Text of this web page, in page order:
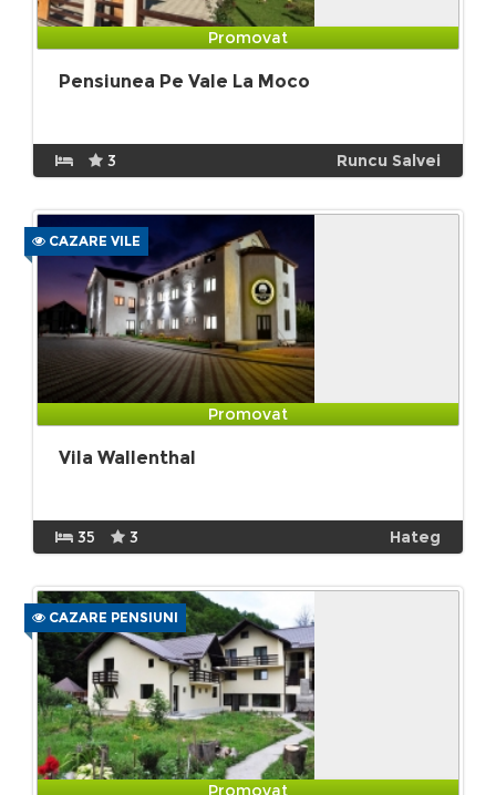
Promovat
Pensiunea Pe Vale La Moco
3 Runcu Salvei
CAZARE VILE
Promovat
Vila Wallenthal
35 3 Hateg
CAZARE PENSIUNI
Promovat